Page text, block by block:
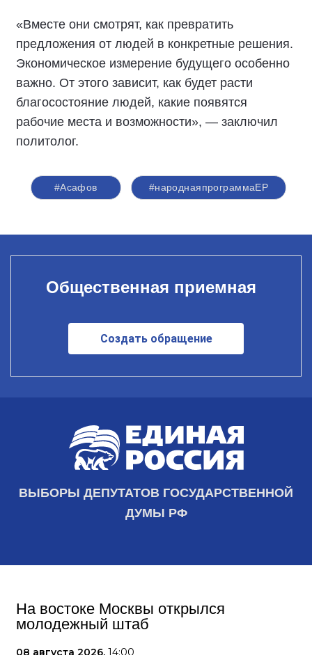
«Вместе они смотрят, как превратить
предложения от людей в конкретные решения.
Экономическое измерение будущего особенно
важно. От этого зависит, как будет расти
благосостояние людей, какие появятся
рабочие места и возможности», — заключил
политолог.
#Асафов #народнаяпрограммаЕР
Общественная приемная
Создать обращение
ВЫБОРЫ ДЕПУТАТОВ ГОСУДАРСТВЕННОЙ
ДУМЫ РФ
На востоке Москвы открылся
молодежный штаб
08 августа 2026, 14:00